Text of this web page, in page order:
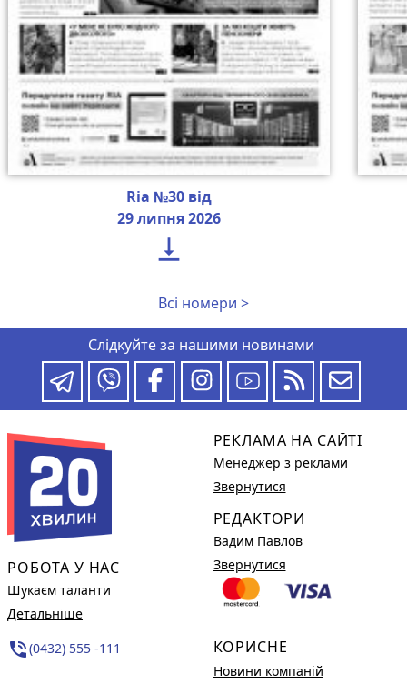
Ria №30 від
29 липня 2026

Всі номери >
Слідкуйте за нашими новинами
РОБОТА У НАС
Шукаєм таланти
Детальніше
phone_in_talk(0432) 555 -111
РЕКЛАМА НА САЙТІ
Менеджер з реклами
Звернутися
РЕДАКТОРИ
Вадим Павлов
Звернутися
КОРИСНЕ
Новини компаній